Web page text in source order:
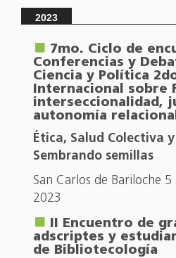
2023
7mo. Ciclo de
Conferencias y
Ciencia y Política
Internacional sobre
interseccionalidad,
autonomía
Ética, Salud Colectiva
Sembrando semillas
San Carlos de Bariloche
2023
II Encuentro de
adscriptes y
de Bibliotecología